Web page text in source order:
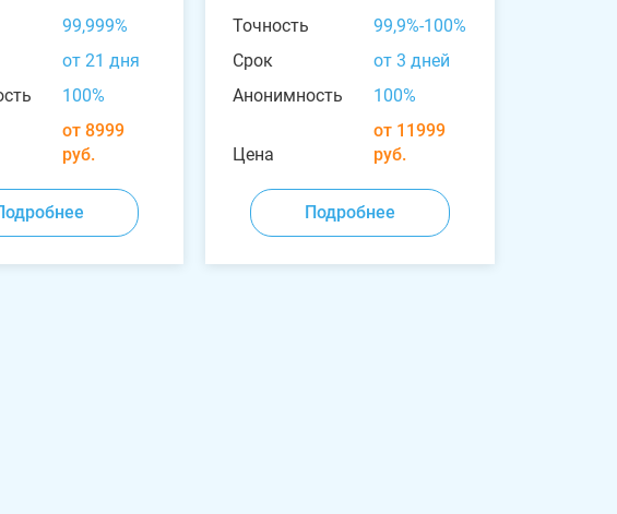
99,999%
от 21 дня
100%
от 8999
руб.
Точность
99,9%-100%
Срок
от 3 дней
Анонимность
100%
Цена
от 11999
руб.
Подробнее